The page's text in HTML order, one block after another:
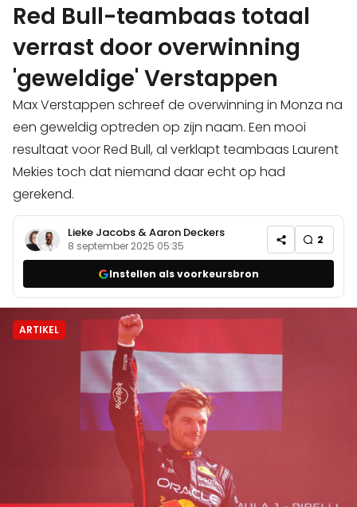
Red Bull-teambaas totaal
verrast door overwinning
'geweldige' Verstappen
Max Verstappen schreef de overwinning in Monza na
een geweldig optreden op zijn naam. Een mooi
resultaat voor Red Bull, al verklapt teambaas Laurent
Mekies toch dat niemand daar echt op had
gerekend.
Lieke Jacobs &Aaron Deckers
8 september 2025 05:35 2
Instellen als voorkeursbron
ARTIKEL